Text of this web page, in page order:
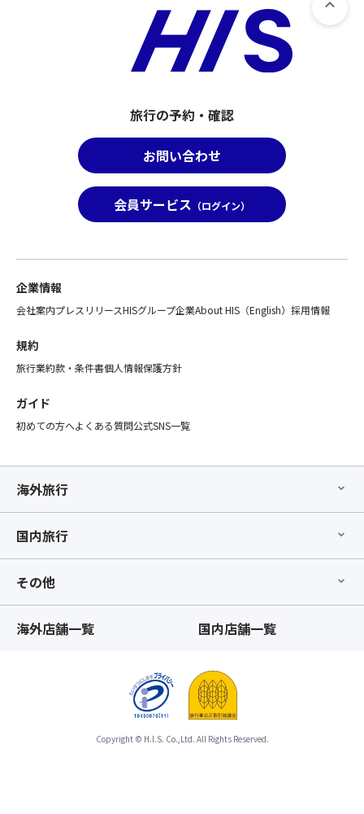
旅行の予約・確認
お問い合わせ
会員サービス （ログイン）
企業情報
会社案内プレスリリースHISグループ企業About HIS（English） 採用情報
規約
旅行業約款・条件書個人情報保護方針
ガイド
初めての方へよくある質問公式SNS一覧
海外旅行
国内旅行
その他
海外店舗一覧 国内店舗一覧
Copyright © H.I.S. Co.,Ltd. All Rights Reserved.